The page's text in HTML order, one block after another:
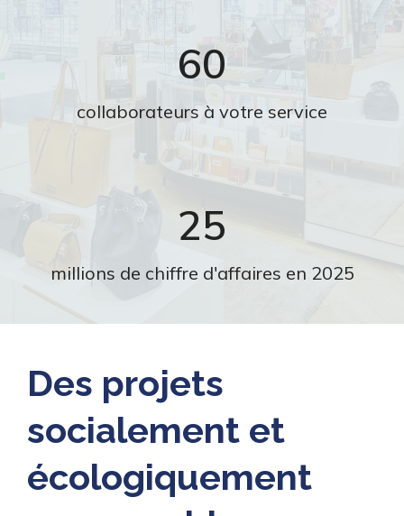
60
collaborateurs à votre service
25
millions de chiffre d'affaires en 2025
Des projets
socialement et
écologiquement